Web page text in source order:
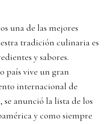
una de las mejores
tradición culinaria es
y sabores.
país vive un gran
internacional de
se anunció la lista de los
y como siempre